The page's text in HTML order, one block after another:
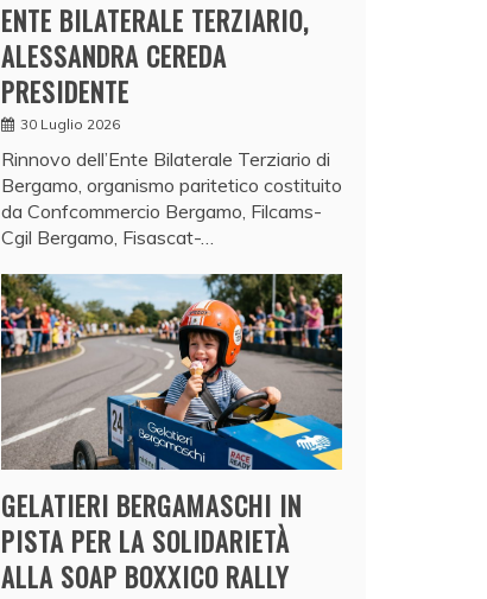
ENTE BILATERALE TERZIARIO,
ALESSANDRA CEREDA
PRESIDENTE
30 Luglio 2026
Rinnovo dell’Ente Bilaterale Terziario di
Bergamo, organismo paritetico costituito
da Confcommercio Bergamo, Filcams-
Cgil Bergamo, Fisascat-…
GELATIERI BERGAMASCHI IN
PISTA PER LA SOLIDARIETÀ
ALLA SOAP BOXXICO RALLY